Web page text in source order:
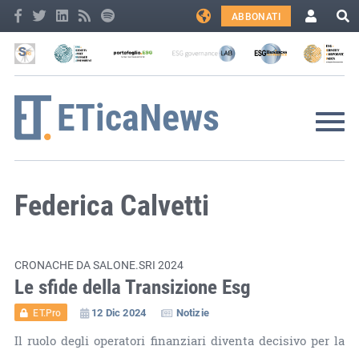
ABBONATI
Federica Calvetti
CRONACHE DA SALONE.SRI 2024
Le sfide della Transizione Esg
ET.Pro 12 Dic 2024 Notizie
Il ruolo degli operatori finanziari diventa decisivo per la